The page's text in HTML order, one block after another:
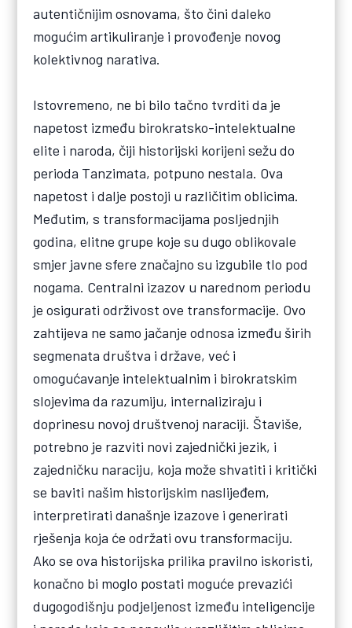
autentičnijim osnovama, što čini daleko
mogućim artikuliranje i provođenje novog
kolektivnog narativa.
Istovremeno, ne bi bilo tačno tvrditi da je
napetost između birokratsko-intelektualne
elite i naroda, čiji historijski korijeni sežu do
perioda Tanzimata, potpuno nestala. Ova
napetost i dalje postoji u različitim oblicima.
Međutim, s transformacijama posljednjih
godina, elitne grupe koje su dugo oblikovale
smjer javne sfere značajno su izgubile tlo pod
nogama. Centralni izazov u narednom periodu
je osigurati održivost ove transformacije. Ovo
zahtijeva ne samo jačanje odnosa između širih
segmenata društva i države, već i
omogućavanje intelektualnim i birokratskim
slojevima da razumiju, internaliziraju i
doprinesu novoj društvenoj naraciji. Štaviše,
potrebno je razviti novi zajednički jezik, i
zajedničku naraciju, koja može shvatiti i kritički
se baviti našim historijskim naslijeđem,
interpretirati današnje izazove i generirati
rješenja koja će održati ovu transformaciju.
Ako se ova historijska prilika pravilno iskoristi,
konačno bi moglo postati moguće prevazići
dugogodišnju podjeljenost između inteligencije